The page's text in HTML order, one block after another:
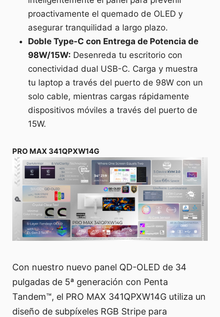
proactivamente el quemado de OLED y
asegurar tranquilidad a largo plazo.
Doble Type-C con Entrega de Potencia de
98W/15W: Desenreda tu escritorio con
conectividad dual USB-C. Carga y muestra
tu laptop a través del puerto de 98W con un
solo cable, mientras cargas rápidamente
dispositivos móviles a través del puerto de
15W.
PRO MAX 341QPXW14G
Con nuestro nuevo panel QD-OLED de 34
pulgadas de 5ª generación con Penta
Tandem™, el PRO MAX 341QPXW14G utiliza un
diseño de subpíxeles RGB Stripe para